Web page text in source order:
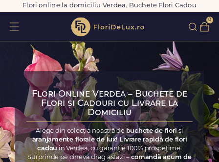
Flori online la domiciliu Verdea. Buchete Flori Cadou
0
Flori Online Verdea – Buchete de
Flori și Cadouri cu Livrare la
Domiciliu
Alege din colecția noastră de buchete de floriși
aranjamente florale de lux! Livrare rapidă de flori
cadouîn Verdea, cu garanție 100% prospețime.
Surprinde pe cineva drag astăzi –comandă acum de